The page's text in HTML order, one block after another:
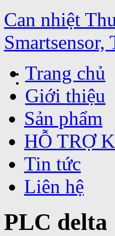
Can nhiệt
Trang chủ
Giới thiệu
Sản phẩm
HỖ TRỢ
Tin tức
Liên hệ
PLC delta